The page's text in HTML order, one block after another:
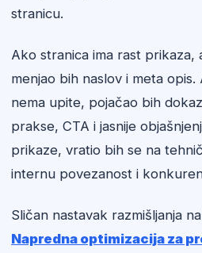
stranicu.
Ako stranica ima rast prikaza,
menjao bih naslov i meta
nema upite, pojačao bih
prakse, CTA i jasnije
prikaze, vratio bih se na
internu povezanost i
Sličan nastavak razmišljanja
Napredna optimizacija za